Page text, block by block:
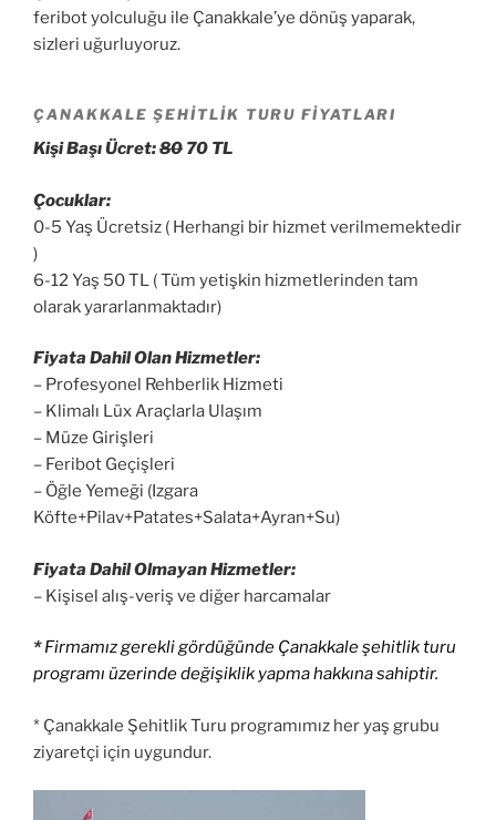
feribot yolculuğu ile Çanakkale’ye dönüş yaparak,
sizleri uğurluyoruz.
ÇANAKKALE ŞEHİTLİK TURU FİYATLARI
Kişi Başı Ücret:80 70 TL
Çocuklar:
0-5 Yaş Ücretsiz ( Herhangi bir hizmet verilmemektedir
)
6-12 Yaş 50 TL ( Tüm yetişkin hizmetlerinden tam
olarak yararlanmaktadır)
Fiyata Dahil Olan Hizmetler:
– Profesyonel Rehberlik Hizmeti
– Klimalı Lüx Araçlarla Ulaşım
– Müze Girişleri
– Feribot Geçişleri
– Öğle Yemeği (Izgara
Köfte+Pilav+Patates+Salata+Ayran+Su)
Fiyata Dahil Olmayan Hizmetler:
– Kişisel alış-veriş ve diğer harcamalar
*Firmamız gerekli gördüğünde Çanakkale şehitlik turu
programı üzerinde değişiklik yapma hakkına sahiptir.
* Çanakkale Şehitlik Turu programımız her yaş grubu
ziyaretçi için uygundur.